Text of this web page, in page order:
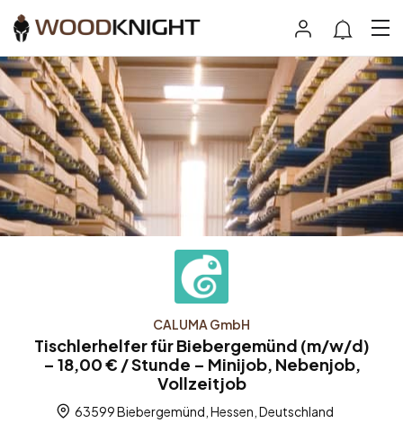
CALUMA GmbH
Tischlerhelfer für Biebergemünd (m/w/d)
– 18,00 € / Stunde – Minijob, Nebenjob,
Vollzeitjob
63599 Biebergemünd, Hessen, Deutschland